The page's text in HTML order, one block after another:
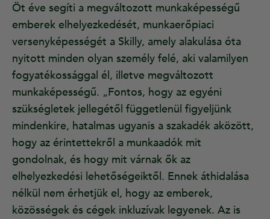
Öt éve segíti a megváltozott munkaképességű
emberek elhelyezkedését, munkaerőpiaci
versenyképességét a Skilly, amely alakulása óta
nyitott minden olyan személy felé, aki valamilyen
fogyatékossággal él, illetve megváltozott
munkaképességű. „Fontos, hogy az egyéni
szükségletek jellegétől függetlenül figyeljünk
mindenkire, hatalmas ugyanis a szakadék aközött,
hogy az érintettekről a munkaadók mit
gondolnak, és hogy mit várnak ők az
elhelyezkedési lehetőségeiktől. Ennek áthidalása
nélkül nem érhetjük el, hogy az emberek,
közösségek és cégek inkluzívak legyenek. Az is